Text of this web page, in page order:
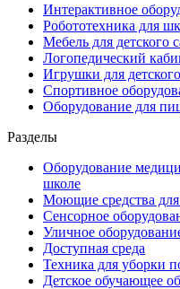
Интерактивное
Робототехника для
Мебель для детского
Логопедический
Игрушки для
Спортивное
Оборудование для
Разделы
Оборудование
школе
Моющие средства
Сенсорное
Уличное
Доступная среда
Техника для уборки
Детское обучающее